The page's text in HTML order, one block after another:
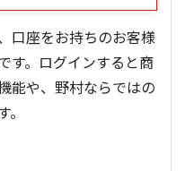
口座をお持ちのお客様
す。ログインすると商
能や、野村ならではの